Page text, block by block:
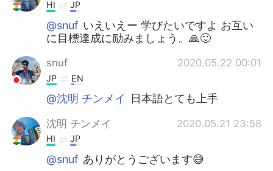
HI JP
@snuf いえいえー 学びたいですよ お互い
に目標達成に励みましょう。🙏🙂
snuf 2020.05.22 00:01
JP EN
@沈明 チンメイ 日本語とても上手
沈明 チンメイ 2020.05.21 23:58
HI JP
@snuf ありがとうございます😅